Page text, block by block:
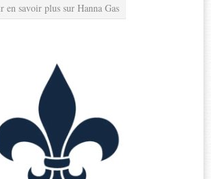
en savoir plus sur Hanna Gas